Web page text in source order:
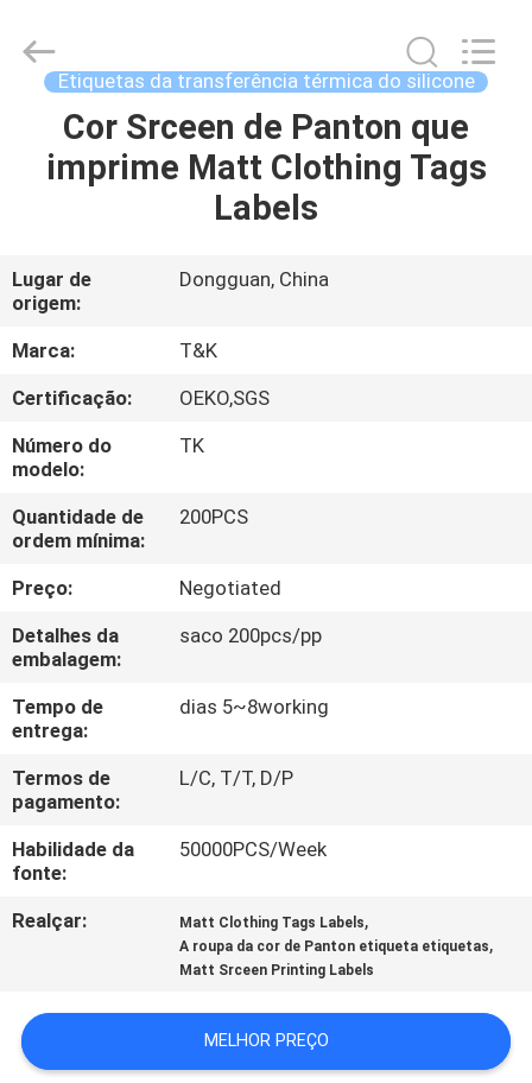
CASA
SOBRE
NÓS
EXCURSÃO
DA
FÁBRICA
CONTROLE
DA
QUALIDADE
CONTACTE-
NOS
PEÇA
UMAS
CITAÇÕES
DO
SITE
Accessories
Co.,Ltd.
Etiquetas da transferência térmica do silicone
Cor Srceen de Panton que
imprime Matt Clothing Tags
Labels
Lugar de
origem:
Dongguan, China
Marca:
T&K
Certificação:
OEKO,SGS
Número do
modelo:
TK
Quantidade de
ordem mínima:
200PCS
Preço:
Negotiated
Detalhes da
embalagem:
saco 200pcs/pp
Tempo de
entrega:
dias 5~8working
Termos de
pagamento:
L/C, T/T, D/P
Habilidade da
fonte:
50000PCS/Week
Realçar: Matt Clothing Tags Labels,
A roupa da cor de Panton etiqueta etiquetas,
Matt Srceen Printing Labels
MELHOR PREÇO